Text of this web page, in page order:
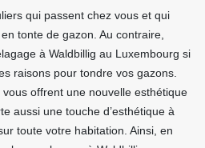
qui passent chez vous et qui
tonte de gazon. Au contraire,
à Waldbillig au Luxembourg si
raisons pour tondre vos gazons.
offrent une nouvelle esthétique
aussi une touche d’esthétique à
toute votre habitation. Ainsi, en